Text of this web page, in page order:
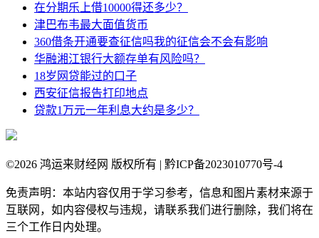
在分期乐上借10000得还多少？
津巴布韦最大面值货币
360借条开通要查征信吗我的征信会不会有影响
华融湘江银行大额存单有风险吗？
18岁网贷能过的口子
西安征信报告打印地点
贷款1万元一年利息大约是多少？
©2026 鸿运来财经网 版权所有 | 黔ICP备2023010770号-4
免责声明：本站内容仅用于学习参考，信息和图片素材来源于
互联网，如内容侵权与违规，请联系我们进行删除，我们将在
三个工作日内处理。